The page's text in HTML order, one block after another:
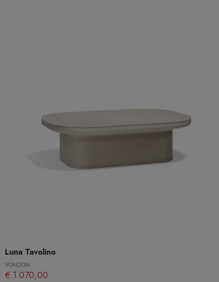
Luna Tavolino
VONDOM
€ 1.070,00